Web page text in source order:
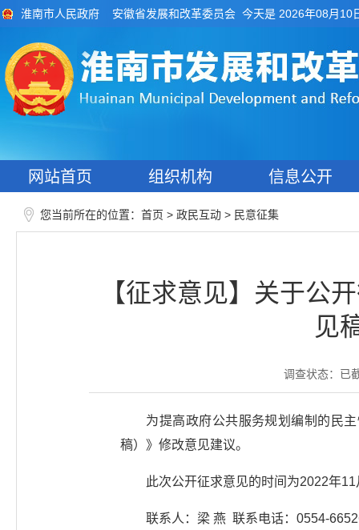
淮南市人民政府 安徽省发展和改革委员会 今天是 2026年08月10
网站首页 组织机构 信息公开
您当前所在的位置： 首页 > 政民互动 > 民意征集
【征求意见】关于公
见
调查状态： 已
为提高政府公共服务规划编制的民
稿）》修改意见建议。
此次公开征求意见的时间为2022年
联系人：梁 燕 联系电话：0554-